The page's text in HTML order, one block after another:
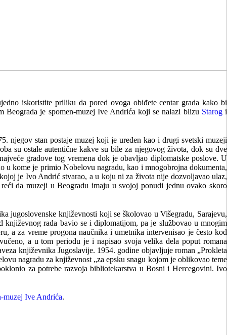
iskoristite priliku da pored ovoga obiđete centar grada kako bi
Beograda je spomen-muzej Ive Andrića koji se nalazi blizu Starogi
njegov stan postaje muzej koji je uređen kao i drugi svetski muzeji
su ostale autentične kakve su bile za njegovog života, dok su dve
gradove tog vremena dok je obavljao diplomatske poslove. U
kome je primio Nobelovu nagradu, kao i mnogobrojna dokumenta,
je Ivo Andrić stvarao, a u koju ni za života nije dozvoljavao ulaz,
da muzeji u Beogradu imaju u svojoj ponudi jednu ovako skoro
jugoslovenske književnosti koji se školovao u Višegradu, Sarajevu,
rada bavio se i diplomatijom, pa je službovao u mnogim
a za vreme progona naučnika i umetnika intervenisao je često kod
a u tom periodu je i napisao svoja velika dela poput romana
književnika Jugoslavije. 1954. godine objavljuje roman „Prokleta
nagradu za književnost „za epsku snagu kojom je oblikovao teme
za potrebe razvoja bibliotekarstva u Bosni i Hercegovini. Ivo
muzej Ive Andrića.